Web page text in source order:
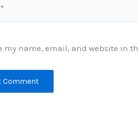
my name, email, and website in